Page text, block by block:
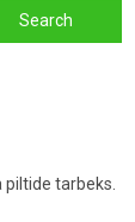
tarbeks.